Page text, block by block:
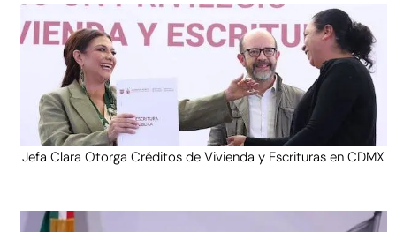
Jefa Clara Otorga Créditos de Vivienda y Escrituras en CDMX